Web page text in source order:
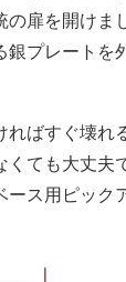
の扉を開けま
銀プレートを
ればすぐ壊れ
くても大丈夫
ース用ピック